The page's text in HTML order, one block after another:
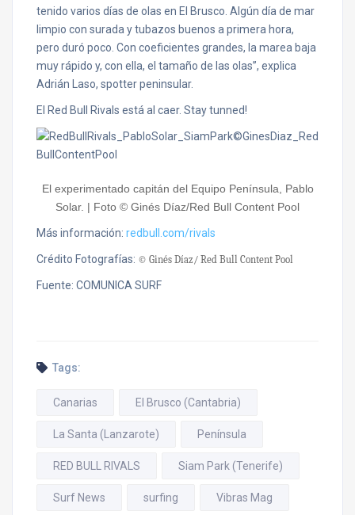
tenido varios días de olas en El Brusco. Algún día de mar
limpio con surada y tubazos buenos a primera hora,
pero duró poco. Con coeficientes grandes, la marea baja
muy rápido y, con ella, el tamaño de las olas”, explica
Adrián Laso, spotter peninsular.
El Red Bull Rivals está al caer. Stay tunned!
El experimentado capitán del Equipo Península, Pablo
Solar. | Foto © Ginés Díaz/Red Bull Content Pool
Más información: redbull.com/rivals
Crédito Fotografías: © Ginés Díaz/ Red Bull Content Pool
Fuente: COMUNICA SURF
Tags:
Canarias El Brusco (Cantabria)
La Santa (Lanzarote) Península
RED BULL RIVALS Siam Park (Tenerife)
Surf News surfing Vibras Mag